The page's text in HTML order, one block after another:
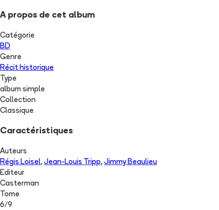
A propos de cet album
Catégorie
BD
Genre
Récit historique
Type
album simple
Collection
Classique
Caractéristiques
Auteurs
Régis Loisel, Jean-Louis Tripp, Jimmy Beaulieu
Editeur
Casterman
Tome
6/9